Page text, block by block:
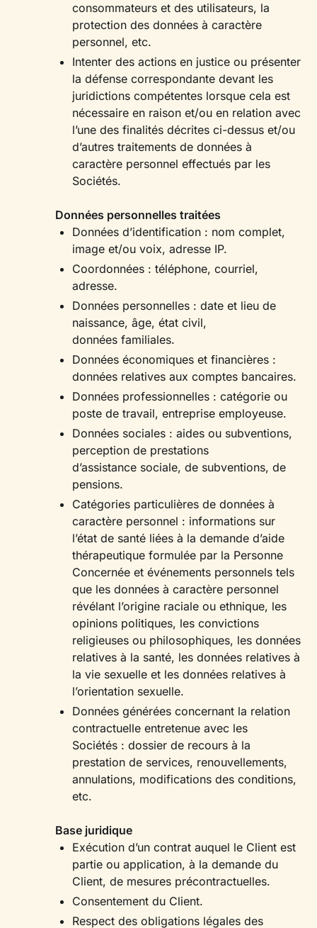
consommateurs et des utilisateurs, la
protection des données à caractère
personnel, etc.
Intenter des actions en justice ou présenter
la défense correspondante devant les
juridictions compétentes lorsque cela est
nécessaire en raison et/ou en relation avec
l’une des finalités décrites ci-dessus et/ou
d’autres traitements de données à
caractère personnel effectués par les
Sociétés.
Données personnelles traitées
Données d’identification : nom complet,
image et/ou voix, adresse IP.
Coordonnées : téléphone, courriel,
adresse.
Données personnelles : date et lieu de
naissance, âge, état civil,
données familiales.
Données économiques et financières :
données relatives aux comptes bancaires.
Données professionnelles : catégorie ou
poste de travail, entreprise employeuse.
Données sociales : aides ou subventions,
perception de prestations
d’assistance sociale, de subventions, de
pensions.
Catégories particulières de données à
caractère personnel : informations sur
l’état de santé liées à la demande d’aide
thérapeutique formulée par la Personne
Concernée et événements personnels tels
que les données à caractère personnel
révélant l’origine raciale ou ethnique, les
opinions politiques, les convictions
religieuses ou philosophiques, les données
relatives à la santé, les données relatives à
la vie sexuelle et les données relatives à
l’orientation sexuelle.
Données générées concernant la relation
contractuelle entretenue avec les
Sociétés : dossier de recours à la
prestation de services, renouvellements,
annulations, modifications des conditions,
etc.
Base juridique
Exécution d’un contrat auquel le Client est
partie ou application, à la demande du
Client, de mesures précontractuelles.
Consentement du Client.
Respect des obligations légales des